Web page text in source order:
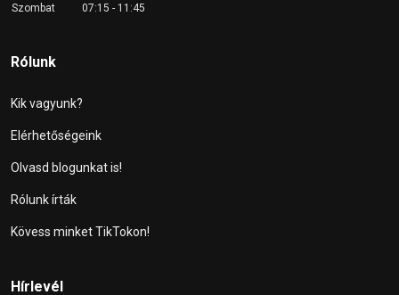
Szombat
07:15 - 11:45
Rólunk
Kik vagyunk?
Elérhetőségeink
Olvasd blogunkat is!
Rólunk írták
Kövess minket TikTokon!
Hírlevél